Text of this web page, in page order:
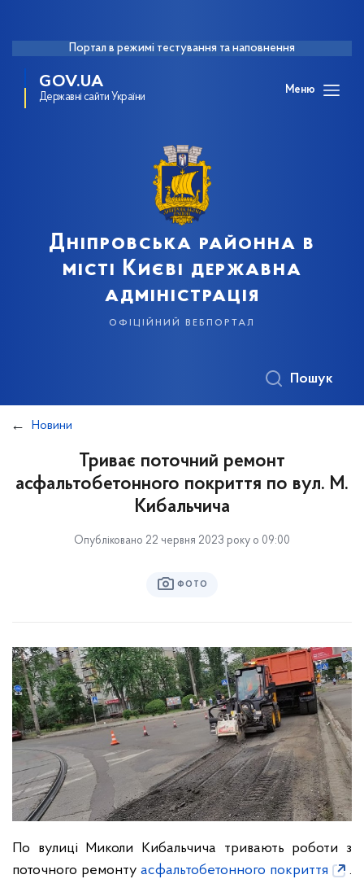
Портал в режимі тестування та наповнення
GOV.UA
Державні сайти України
Меню
Дніпровська районна в
місті Києві державна
адміністрація
офіційний вебпортал
Пошук
Новини
Триває поточний ремонт
асфальтобетонного покриття по вул. М.
Кибальчича
Опубліковано 22 червня 2023 року о 09:00
ФОТО
По вулиці Миколи Кибальчича тривають роботи з
поточного ремонтуасфальтобетонного покриття
.